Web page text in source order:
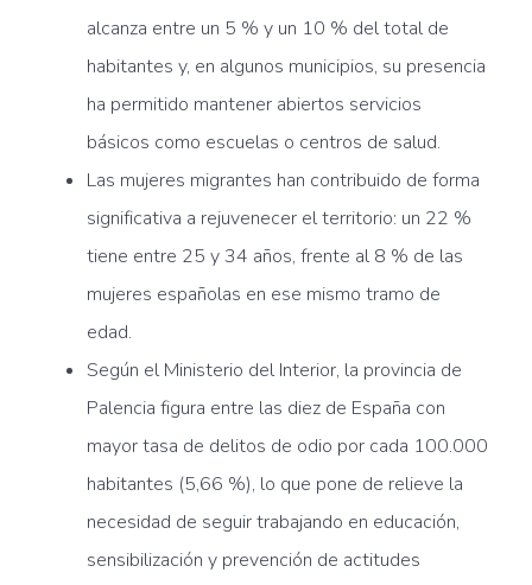
alcanza entre un 5 % y un 10 % del total de
habitantes y, en algunos municipios, su presencia
ha permitido mantener abiertos servicios
básicos como escuelas o centros de salud.
Las mujeres migrantes han contribuido de forma
significativa a rejuvenecer el territorio: un 22 %
tiene entre 25 y 34 años, frente al 8 % de las
mujeres españolas en ese mismo tramo de
edad.
Según el Ministerio del Interior, la provincia de
Palencia figura entre las diez de España con
mayor tasa de delitos de odio por cada 100.000
habitantes (5,66 %), lo que pone de relieve la
necesidad de seguir trabajando en educación,
sensibilización y prevención de actitudes